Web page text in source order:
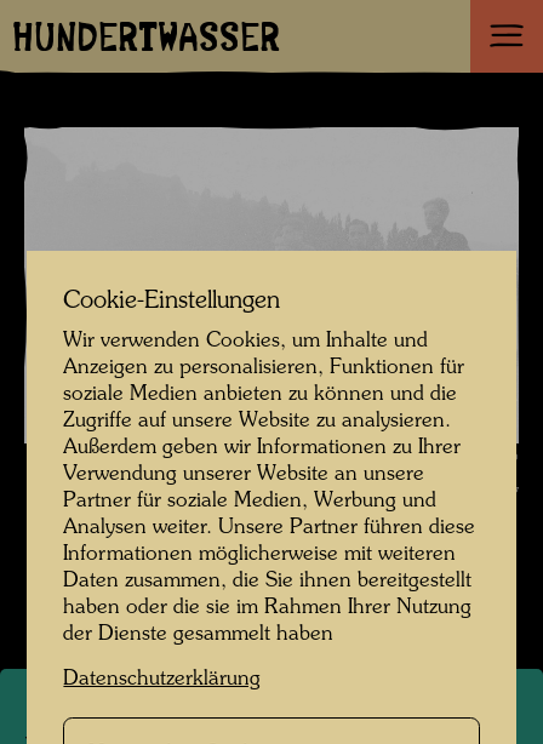
HUNDERTWASSER
Friedrich Stowasser mit Freunden , Fotograf: Gerhard Schmied ©
Hundertwasser Archiv
Kindheit und Jugend
Bildergalerie öffnen
Cookie-Einstellungen
Wir verwenden Cookies, um Inhalte und
Anzeigen zu personalisieren, Funktionen für
soziale Medien anbieten zu können und die
Zugriffe auf unsere Website zu analysieren.
Außerdem geben wir Informationen zu Ihrer
Verwendung unserer Website an unsere
Partner für soziale Medien, Werbung und
Analysen weiter. Unsere Partner führen diese
Informationen möglicherweise mit weiteren
Daten zusammen, die Sie ihnen bereitgestellt
haben oder die sie im Rahmen Ihrer Nutzung
der Dienste gesammelt haben
Datenschutzerklärung